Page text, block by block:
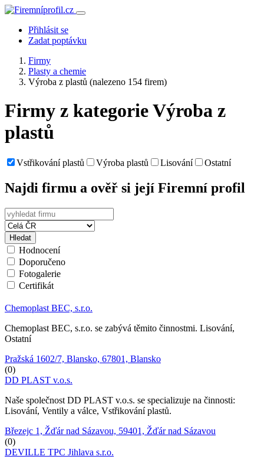
Přihlásit se
Zadat poptávku
Firmy
Plasty a chemie
Výroba z plastů (nalezeno 154 firem)
Firmy z kategorie Výroba z
plastů
Vstřikování plastů Výroba plastů Lisování Ostatní
Najdi firmu a ověř si její Firemní profil
Hledat
Hodnocení
Doporučeno
Fotogalerie
Certifikát
Chemoplast BEC, s.r.o.
Chemoplast BEC, s.r.o. se zabývá těmito činnostmi. Lisování,
Ostatní
Pražská 1602/7, Blansko, 67801, Blansko
(0)
DD PLAST v.o.s.
Naše společnost DD PLAST v.o.s. se specializuje na činnosti:
Lisování, Ventily a válce, Vstřikování plastů.
Březejc 1, Žďár nad Sázavou, 59401, Žďár nad Sázavou
(0)
DEVILLE TPC Jihlava s.r.o.